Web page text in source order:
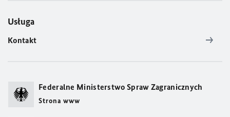
Usługa
Kontakt
Federalne Ministerstwo Spraw Zagranicznych
Strona www